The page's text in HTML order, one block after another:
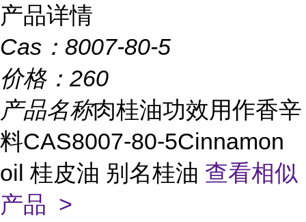
产品详情
Cas： 8007-80-5
价格： 260
产品名称肉桂油功效用作香辛
料CAS8007-80-5Cinnamon
oil 桂皮油 别名桂油 查看相似
产品 >